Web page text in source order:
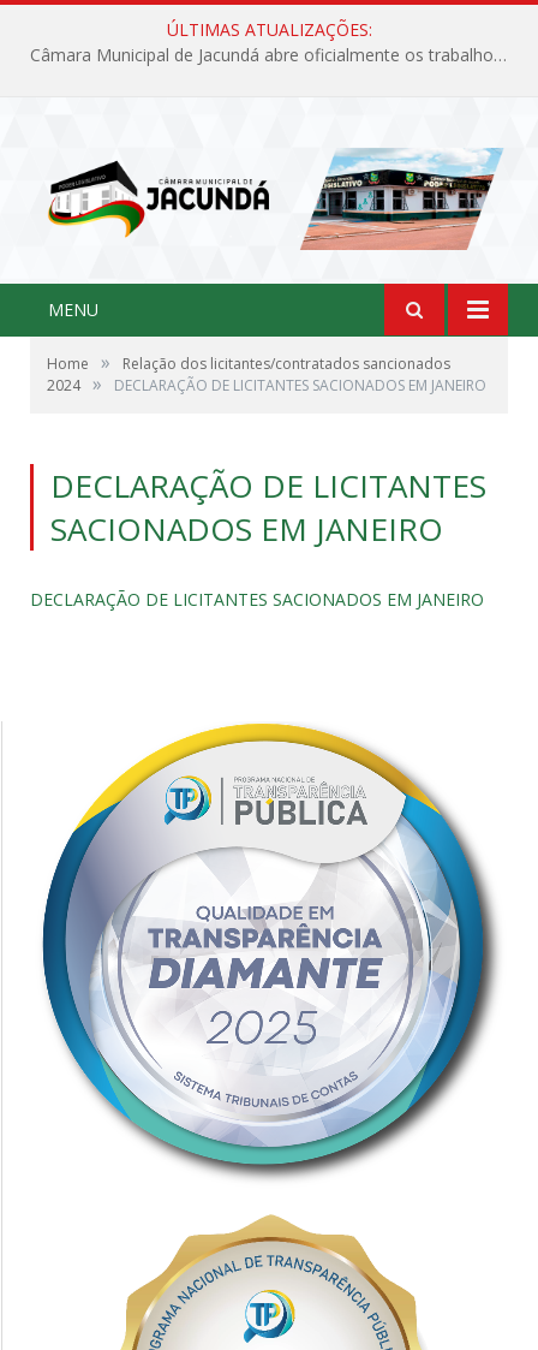
ÚLTIMAS ATUALIZAÇÕES:
Câmara Municipal de Jacundá abre oficialmente os trabalhos legislativos de 2026
MENU
Home »
Relação dos licitantes/contratados sancionados
2024 » DECLARAÇÃO DE LICITANTES SACIONADOS EM JANEIRO
DECLARAÇÃO DE LICITANTES
SACIONADOS EM JANEIRO
DECLARAÇÃO DE LICITANTES SACIONADOS EM JANEIRO